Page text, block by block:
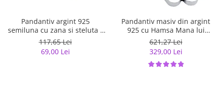
Pandantiv argint 925
semiluna cu zana si steluta -
Be Fantastic PSX0560
117,65 Lei
69,00 Lei
Pandantiv masiv din argint
925 cu Hamsa Mana lui
Fatima
621,27 Lei
329,00 Lei